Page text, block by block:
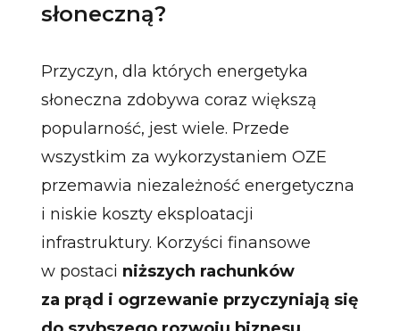
słoneczną?
Przyczyn, dla których energetyka
słoneczna zdobywa coraz większą
popularność, jest wiele. Przede
wszystkim za wykorzystaniem OZE
przemawia niezależność energetyczna
i niskie koszty eksploatacji
infrastruktury. Korzyści finansowe
w postaci niższych rachunków
za prąd i ogrzewanie przyczyniają się